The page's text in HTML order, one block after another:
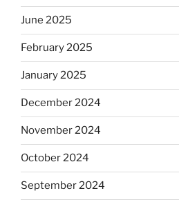
June 2025
February 2025
January 2025
December 2024
November 2024
October 2024
September 2024